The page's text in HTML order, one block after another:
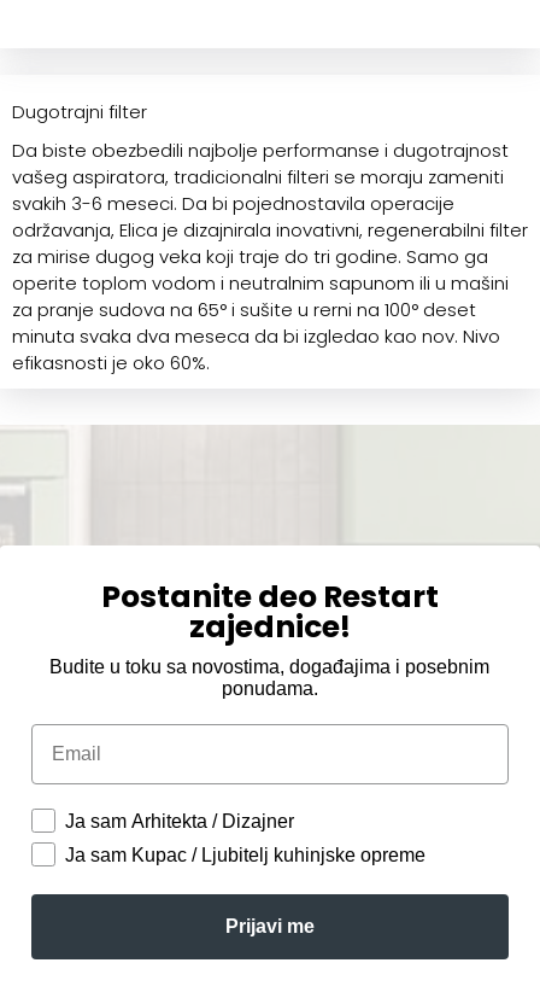
Dugotrajni filter
Da biste obezbedili najbolje performanse i dugotrajnost
vašeg aspiratora, tradicionalni filteri se moraju zameniti
svakih 3-6 meseci. Da bi pojednostavila operacije
održavanja, Elica je dizajnirala inovativni, regenerabilni filter
za mirise dugog veka koji traje do tri godine. Samo ga
operite toplom vodom i neutralnim sapunom ili u mašini
za pranje sudova na 65° i sušite u rerni na 100° deset
minuta svaka dva meseca da bi izgledao kao nov. Nivo
efikasnosti je oko 60%.
Postanite deo Restart
zajednice!
Budite u toku sa novostima, događajima i posebnim
ponudama.
Email
Ja sam Arhitekta / Dizajner
Ja sam Kupac / Ljubitelj kuhinjske opreme
Prijavi me